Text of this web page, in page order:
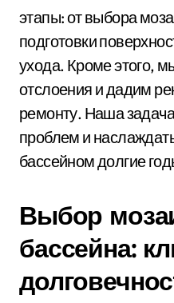
этапы: от выбора
подготовки
ухода. Кроме этого,
отслоения и дадим
ремонту. Наша
проблем и
бассейном долгие
Выбор
бассейна: